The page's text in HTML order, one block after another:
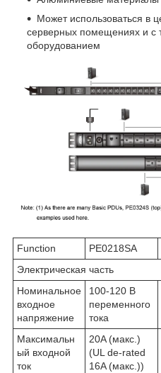
Может использоваться в
серверных помещениях и с
оборудованием
Function PE0218SA
Электрическая часть
Номинальное
входное
напряжение
100-120 В
переменного
тока
Максимальн
ый входной
ток
20A (макс.)
(UL de-rated
16A (макс.))